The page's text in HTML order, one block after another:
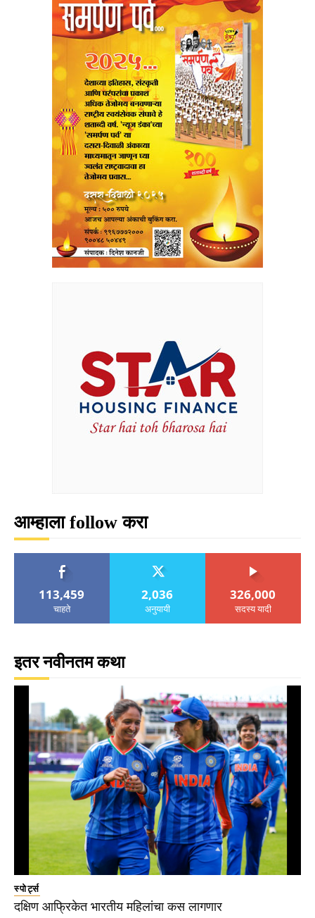
आम्हाला follow करा
113,459
चाहते
2,036
अनुयायी
326,000
सदस्य यादी
इतर नवीनतम कथा
स्पोर्ट्स
दक्षिण आफ्रिकेत भारतीय महिलांचा कस लागणार